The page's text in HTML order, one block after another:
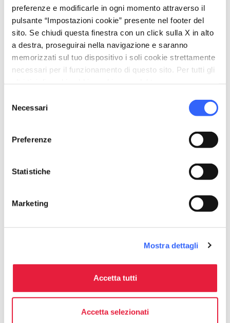
preferenze e modificarle in ogni momento attraverso il
pulsante “Impostazioni cookie” presente nel footer del
sito. Se chiudi questa finestra con un click sulla X in alto
a destra, proseguirai nella navigazione e saranno
memorizzati sul tuo dispositivo i soli cookie strettamente
necessari per il funzionamento di questo sito. Per tutti gli
delNecessari
Preferenze
Statistiche
Marketing
Mostra dettagli
Accetta tutti
Accetta selezionati
Inglese
Italiano
Spagnolo
sports_basketball Sport
Mountain Bike
celebration Attività
Degustazione
Giocare a golf
family_restroom Servizi per famiglie
Giochi per bambini
directions_bike
Noleggio E-MTB